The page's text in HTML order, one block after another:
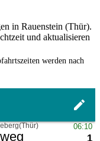
in Rauenstein (Thür).
und aktualisieren
werden nach